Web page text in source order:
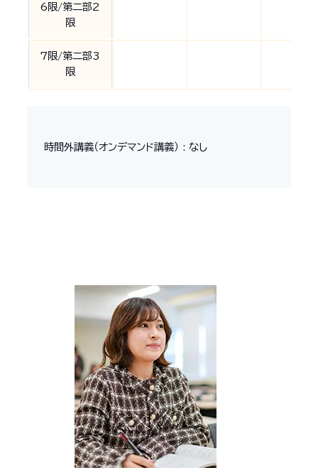
6限/第二部2
限
7限/第二部3
限
時間外講義（オンデマンド講義） : なし